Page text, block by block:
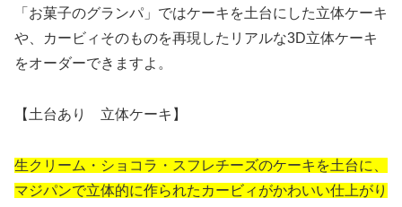
「お菓子のグランパ」ではケーキを土台にした立体ケーキ
や、カービィそのものを再現したリアルな3D立体ケーキ
をオーダーできますよ。
【土台あり 立体ケーキ】
生クリーム・ショコラ・スフレチーズのケーキを土台に、
マジパンで立体的に作られたカービィがかわいい仕上がり